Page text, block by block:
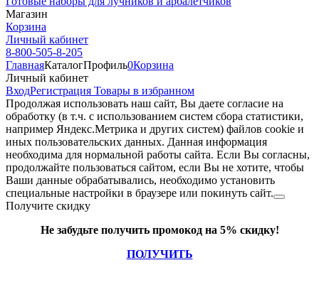
Магазин
Корзина
Личный кабинет
8-800-505-8-205
ГлавнаяКаталогПрофиль0Корзина
Личный кабинет
ВходРегистрация Товары в избранном
Продолжая использовать наш cайт, Вы даете согласие на
обработку (в т.ч. с использованием систем сбора статистики,
например Яндекс.Метрика и других систем) файлов cookie и
иных пользовательских данных. Данная информация
необходима для нормальной работы сайта. Если Вы согласны,
продолжайте пользоваться сайтом, если Вы не хотите, чтобы
Ваши данные обрабатывались, необходимо установить
специальные настройки в браузере или покинуть сайт.
Получите скидку
Не забудьте получить промокод на 5% скидку!
ПОЛУЧИТЬ